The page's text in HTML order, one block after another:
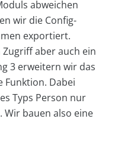
abweichen
wir die Config-
exportiert.
aber auch ein
3 erweitern wir das
Funktion. Dabei
Typs Person nur
Wir bauen also eine